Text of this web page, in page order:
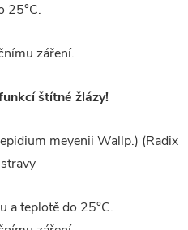
25°C.
záření.
štítné žlázy!
meyenii Wallp.) (Radix
a teplotě do 25°C.